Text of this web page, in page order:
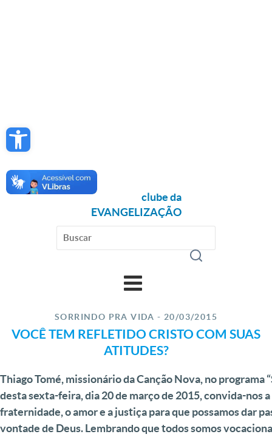
Open toolbar
clube da
EVANGELIZAÇÃO
SORRINDO PRA VIDA - 20/03/2015
VOCÊ TEM REFLETIDO CRISTO COM SUAS
ATITUDES?
Thiago Tomé, missionário da Canção Nova, no programa
desta sexta-feira, dia 20 de março de 2015, convida-nos
fraternidade, o amor e a justiça para que possamos dar
vontade de Deus. Lembrando que todos somos